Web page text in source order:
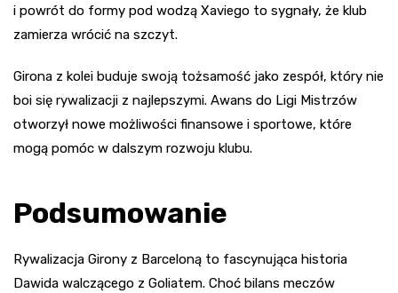
i powrót do formy pod wodzą Xaviego to sygnały, że klub
zamierza wrócić na szczyt.
Girona z kolei buduje swoją tożsamość jako zespół, który nie
boi się rywalizacji z najlepszymi. Awans do Ligi Mistrzów
otworzył nowe możliwości finansowe i sportowe, które
mogą pomóc w dalszym rozwoju klubu.
Podsumowanie
Rywalizacja Girony z Barceloną to fascynująca historia
Dawida walczącego z Goliatem. Choć bilans meczów